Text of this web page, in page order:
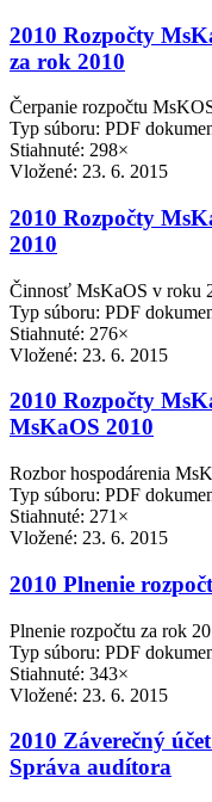
2010 Rozpočty
za rok 2010
Čerpanie rozpočtu
Typ súboru: PDF
Stiahnuté: 298×
Vložené: 23. 6. 2015
2010 Rozpočty
2010
Činnosť MsKaOS v roku
Typ súboru: PDF
Stiahnuté: 276×
Vložené: 23. 6. 2015
2010 Rozpočty
MsKaOS 2010
Rozbor hospodárenia
Typ súboru: PDF
Stiahnuté: 271×
Vložené: 23. 6. 2015
2010 Plnenie
Plnenie rozpočtu za rok
Typ súboru: PDF
Stiahnuté: 343×
Vložené: 23. 6. 2015
2010 Záverečný
Správa audítora